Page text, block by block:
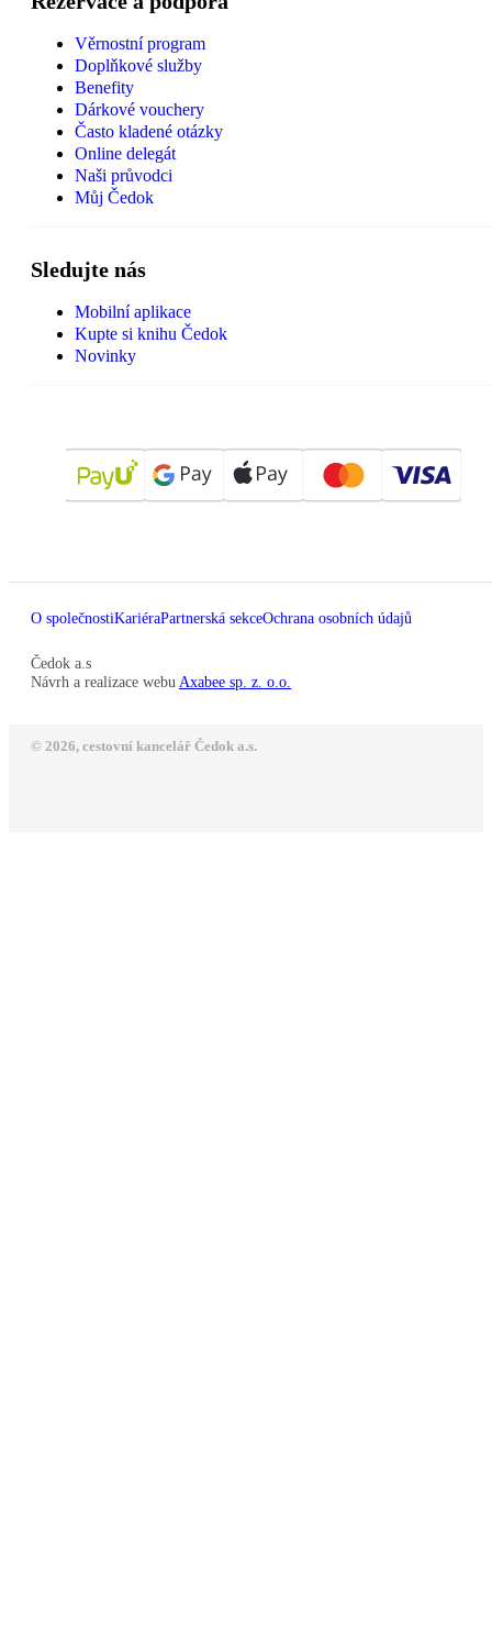
Věrnostní program
Doplňkové služby
Benefity
Dárkové vouchery
Často kladené otázky
Online delegát
Naši průvodci
Můj Čedok
Sledujte nás
Mobilní aplikace
Kupte si knihu Čedok
Novinky
O společnostiKariéraPartnerská sekceOchrana osobních údajů
Čedok a.s
Návrh a realizace webu Axabee sp. z. o.o.
© 2026, cestovní kancelář Čedok a.s.